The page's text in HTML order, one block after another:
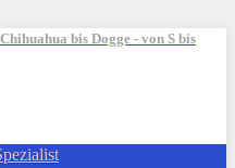
bis Dogge - von S bis